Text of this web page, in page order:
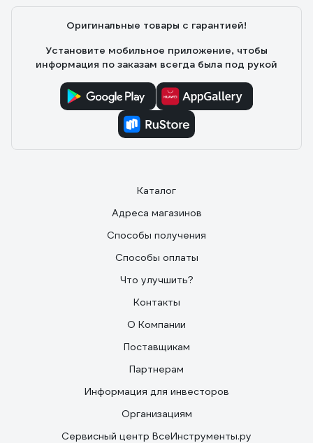
Оригинальные товары с гарантией!
Установите мобильное приложение, чтобы
информация по заказам всегда была под рукой
Каталог
Адреса магазинов
Способы получения
Способы оплаты
Что улучшить?
Контакты
О Компании
Поставщикам
Партнерам
Информация для инвесторов
Организациям
Сервисный центр ВсеИнструменты.ру